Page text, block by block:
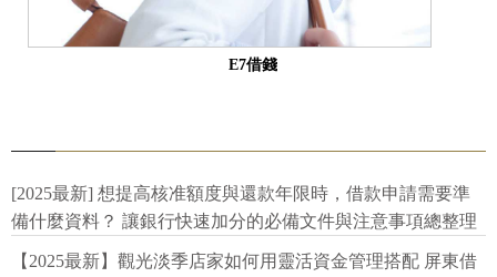
E7借錢
[2025最新] 想提高核准額度與還款年限時，借款申請需要準
備什麼資料？ 讓銀行快速加分的必備文件與注意事項總整理
【2025最新】觀光淡季店家如何用靈活資金管理搭配 屏東借